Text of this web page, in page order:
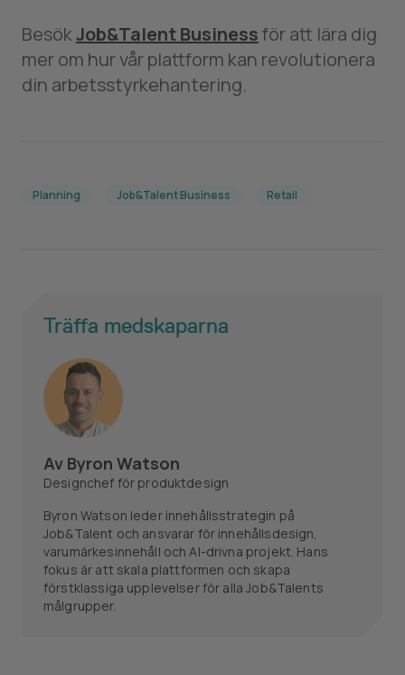
BesökJob&Talent Businessför att lära dig
mer om hur vår plattform kan revolutionera
din arbetsstyrkehantering.
Planning Job&Talent Business Retail
Träffa medskaparna
Av Byron Watson
Designchef för produktdesign
Byron Watson leder innehållsstrategin på
Job&Talent och ansvarar för innehållsdesign,
varumärkesinnehåll och AI-drivna projekt. Hans
fokus är att skala plattformen och skapa
förstklassiga upplevelser för alla Job&Talents
målgrupper.